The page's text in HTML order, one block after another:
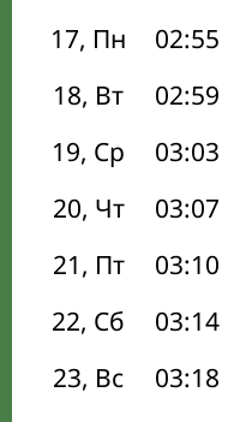
17, Пн
02:55
18, Вт
02:59
19, Ср
03:03
20, Чт
03:07
21, Пт
03:10
22, Сб
03:14
23, Вс
03:18